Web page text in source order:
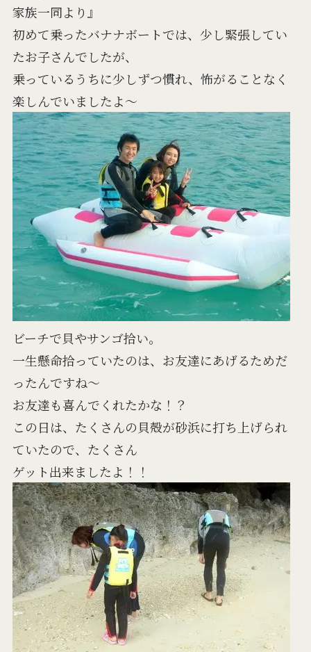
家族一同より』
初めて乗ったバナナボートでは、少し緊張してい
たお子さんでしたが、
乗っているうちに少しずつ慣れ、怖がることなく
楽しんでいましたよ～
ビーチで貝やサンゴ拾い。
一生懸命拾っていたのは、お友達にあげるためだ
ったんですね～
お友達も喜んでくれたかな！？
この日は、たくさんの貝殻が砂浜に打ち上げられ
ていたので、たくさん
ゲット出来ましたよ！！